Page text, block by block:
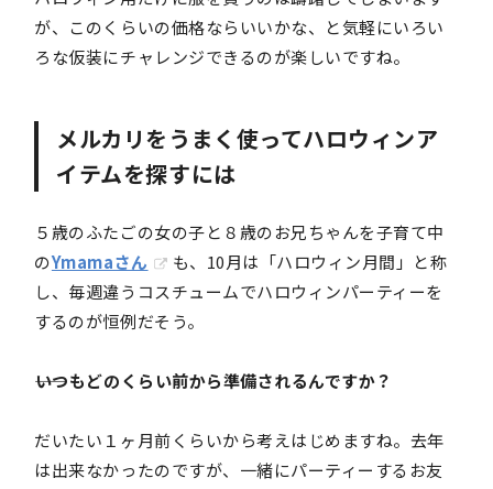
が、このくらいの価格ならいいかな、と気軽にいろい
ろな仮装にチャレンジできるのが楽しいですね。
メルカリをうまく使ってハロウィンア
イテムを探すには
５歳のふたごの女の子と８歳のお兄ちゃんを子育て中
のYmamaさん
も、10月は「ハロウィン月間」と称
し、毎週違うコスチュームでハロウィンパーティーを
するのが恒例だそう。
――いつもどのくらい前から準備されるんですか？
だいたい１ヶ月前くらいから考えはじめますね。去年
は出来なかったのですが、一緒にパーティーするお友